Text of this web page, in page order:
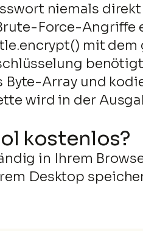
niemals
Force-Angriffe
mit dem
Array und
wird in der
kostenlos?
in Ihrem
Desktop